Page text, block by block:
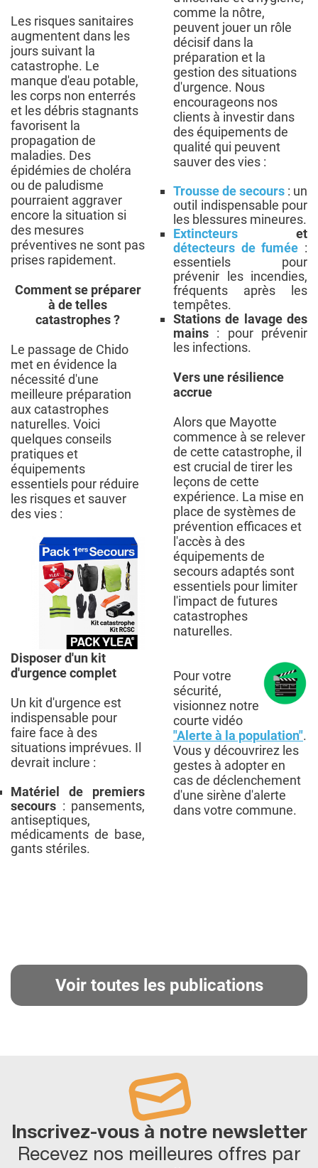
Les risques sanitaires
augmentent dans les
jours suivant la
catastrophe. Le
manque d'eau potable,
les corps non enterrés
et les débris stagnants
favorisent la
propagation de
maladies. Des
épidémies de choléra
ou de paludisme
pourraient aggraver
encore la situation si
des mesures
préventives ne sont pas
prises rapidement.
Comment se préparer
à de telles
catastrophes ?
Le passage de Chido
met en évidence la
nécessité d'une
meilleure préparation
aux catastrophes
naturelles. Voici
quelques conseils
pratiques et
équipements
essentiels pour réduire
les risques et sauver
des vies :
Disposer d'un kit
d'urgence complet
Un kit d'urgence est
indispensable pour
faire face à des
situations imprévues. Il
devrait inclure :
Matériel de premiers
secours : pansements,
antiseptiques,
médicaments de base,
gants stériles.
comme la nôtre,
peuvent jouer un rôle
décisif dans la
préparation et la
gestion des situations
d'urgence. Nous
encourageons nos
clients à investir dans
des équipements de
qualité qui peuvent
sauver des vies :
Trousse de secours : un
outil indispensable pour
les blessures mineures.
Extincteurs et
détecteurs de fumée :
essentiels pour
prévenir les incendies,
fréquents après les
tempêtes.
Stations de lavage des
mains : pour prévenir
les infections.
Vers une résilience
accrue
Alors que Mayotte
commence à se relever
de cette catastrophe, il
est crucial de tirer les
leçons de cette
expérience. La mise en
place de systèmes de
prévention efficaces et
l'accès à des
équipements de
secours adaptés sont
essentiels pour limiter
l'impact de futures
catastrophes
naturelles.
Pour votre
sécurité,
visionnez notre
courte vidéo
"Alerte à la population".
Vous y découvrirez les
gestes à adopter en
cas de déclenchement
d'une sirène d'alerte
dans votre commune.
Voir toutes les publications
Inscrivez-vous à notre newsletter
Recevez nos meilleures offres par